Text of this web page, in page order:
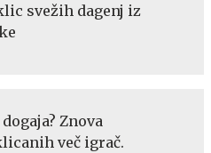
svežih dagenj iz
Znova
več igrač.